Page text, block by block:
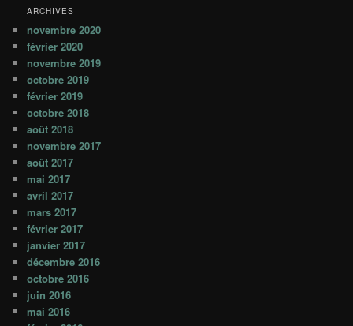
ARCHIVES
novembre 2020
février 2020
novembre 2019
octobre 2019
février 2019
octobre 2018
août 2018
novembre 2017
août 2017
mai 2017
avril 2017
mars 2017
février 2017
janvier 2017
décembre 2016
octobre 2016
juin 2016
mai 2016